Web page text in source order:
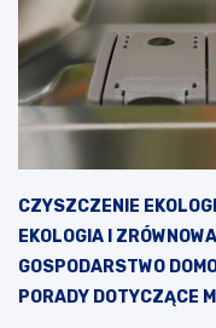
CZYSZCZENIE
EKOLOGIA I
GOSPODARSTWO
PORADY DOTYCZĄCE